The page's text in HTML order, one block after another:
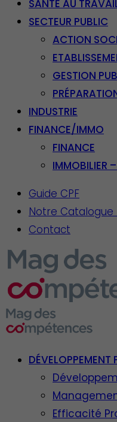
SANTÉ AU
SECTEUR PUBLIC
ACTION
GESTION
INDUSTRIE
FINANCE/IMMO
FINANCE
IMMOBILIER
Guide CPF
Notre
Contact
DÉVELOPPEMENT
Efficacité